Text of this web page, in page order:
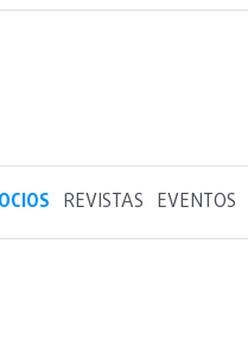
REVISTAS EVENTOS